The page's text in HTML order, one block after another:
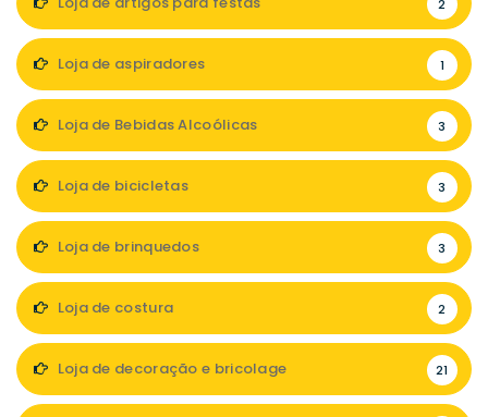
2
Loja de aspiradores 1
Loja de Bebidas Alcoólicas 3
Loja de bicicletas 3
Loja de brinquedos 3
Loja de costura 2
Loja de decoração e bricolage 21